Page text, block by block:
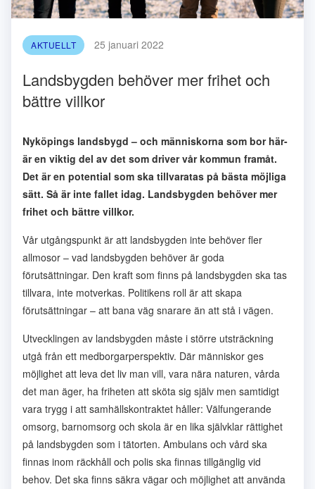
AKTUELLT 25 januari 2022
Landsbygden behöver mer frihet och
bättre villkor
Nyköpings landsbygd – och människorna som bor här-
är en viktig del av det som driver vår kommun framåt.
Det är en potential som ska tillvaratas på bästa möjliga
sätt. Så är inte fallet idag. Landsbygden behöver mer
frihet och bättre villkor.
Vår utgångspunkt är att landsbygden inte behöver fler
allmosor – vad landsbygden behöver är goda
förutsättningar. Den kraft som finns på landsbygden ska tas
tillvara, inte motverkas. Politikens roll är att skapa
förutsättningar – att bana väg snarare än att stå i vägen.
Utvecklingen av landsbygden måste i större utsträckning
utgå från ett medborgarperspektiv. Där människor ges
möjlighet att leva det liv man vill, vara nära naturen, vårda
det man äger, ha friheten att sköta sig själv men samtidigt
vara trygg i att samhällskontraktet håller: Välfungerande
omsorg, barnomsorg och skola är en lika självklar rättighet
på landsbygden som i tätorten. Ambulans och vård ska
finnas inom räckhåll och polis ska finnas tillgänglig vid
behov. Det ska finns säkra vägar och möjlighet att använda